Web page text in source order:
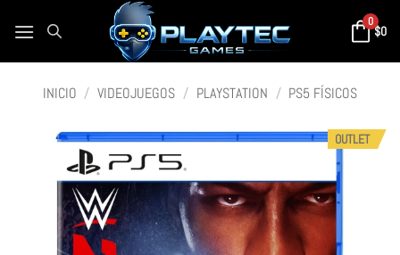
0
$0
INICIO / VIDEOJUEGOS / PLAYSTATION / PS5 FÍSICOS
OUTLET